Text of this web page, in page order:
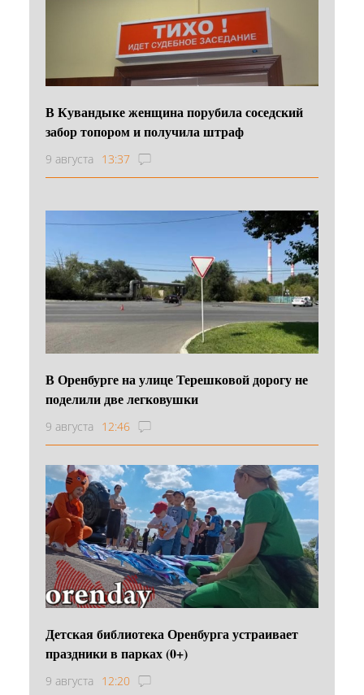
В Кувандыке женщина порубила соседский
забор топором и получила штраф
9 августа 13:37
В Оренбурге на улице Терешковой дорогу не
поделили две легковушки
9 августа 12:46
Детская библиотека Оренбурга устраивает
праздники в парках (0+)
9 августа 12:20